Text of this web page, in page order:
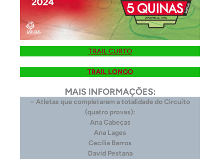
TRAIL CURTO
TRAIL LONGO
MAIS INFORMAÇÕES:
– Atletas que completaram a totalidade do Circuito
(quatro provas):
Ana Cabeças
Ana Lages
Cecília Barros
David Pestana